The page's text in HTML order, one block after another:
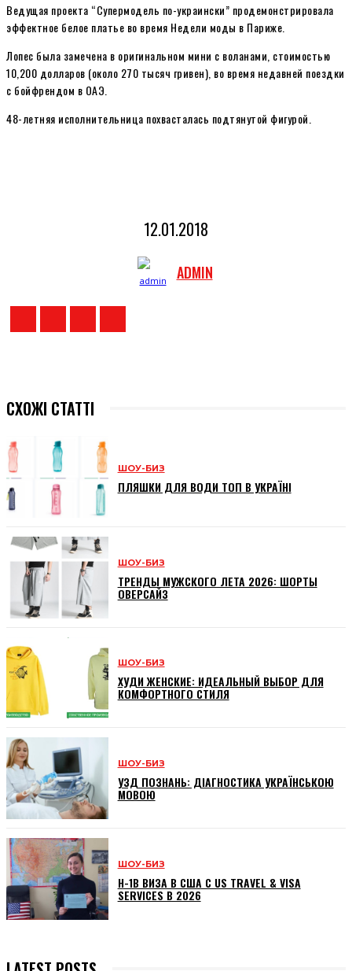
Ведущая проекта “Супермодель по-украински” продемонстрировала
эффектное белое платье во время Недели моды в Париже.
Лопес была замечена в оригинальном мини с воланами, стоимостью
10,200 долларов (около 270 тысяч гривен), во время недавней поездки
с бойфрендом в ОАЭ.
48-летняя исполнительница похвасталась подтянутой фигурой.
12.01.2018
ADMIN
СХОЖІ СТАТТІ
ШОУ-БИЗ
ПЛЯШКИ ДЛЯ ВОДИ ТОП В УКРАЇНІ
ШОУ-БИЗ
ТРЕНДЫ МУЖСКОГО ЛЕТА 2026: ШОРТЫ
ОВЕРСАЙЗ
ШОУ-БИЗ
ХУДИ ЖЕНСКИЕ: ИДЕАЛЬНЫЙ ВЫБОР ДЛЯ
КОМФОРТНОГО СТИЛЯ
ШОУ-БИЗ
УЗД ПОЗНАНЬ: ДІАГНОСТИКА УКРАЇНСЬКОЮ
МОВОЮ
ШОУ-БИЗ
H-1B ВИЗА В США С US TRAVEL & VISA
SERVICES В 2026